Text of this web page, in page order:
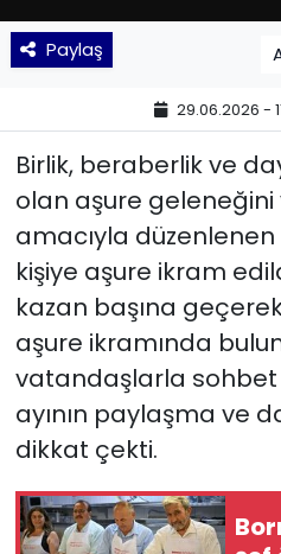
Paylaş
29.06.2026 -
Birlik, beraberlik ve
olan aşure
amacıyla
kişiye aşure ikram
kazan başına
aşure ikramında
vatandaşlarla
ayının paylaşma ve
dikkat çekti.
TEKNOLOJİ
YEREL POLİTİKA
YEREL YÖNETİMLER
Yurt